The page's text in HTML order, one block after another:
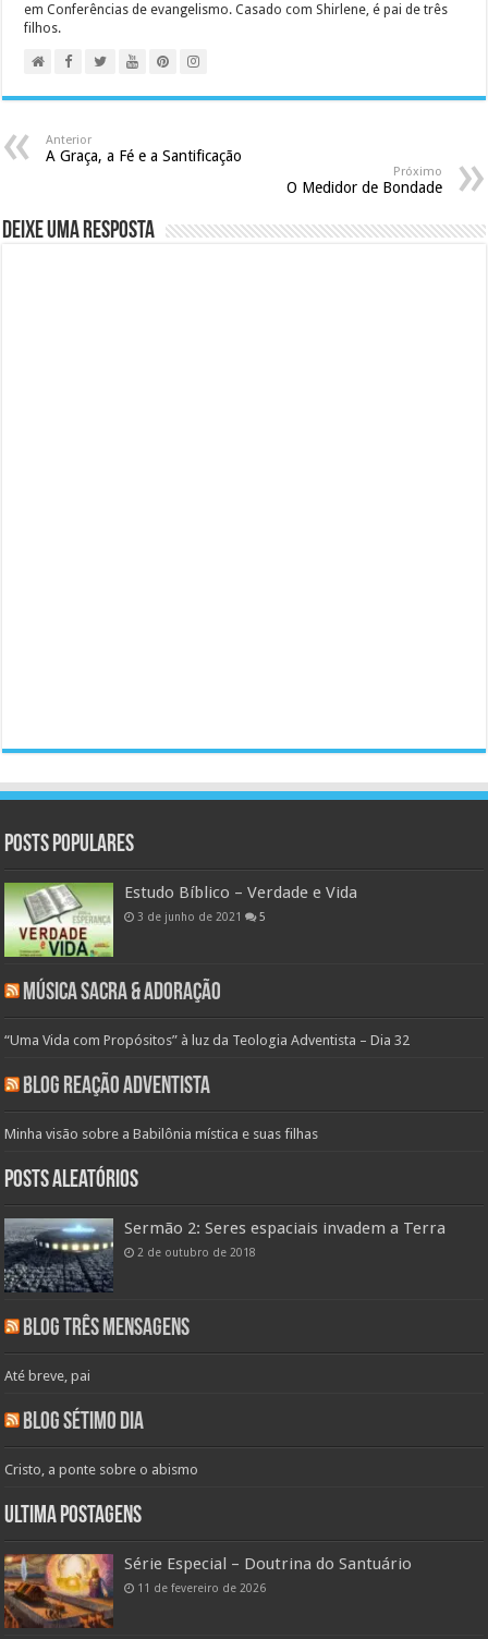
em Conferências de evangelismo. Casado com Shirlene, é pai de três
filhos.
Anterior
A Graça, a Fé e a Santificação
Próximo
O Medidor de Bondade
Deixe uma resposta
Posts populares
Estudo Bíblico – Verdade e Vida
3 de junho de 2021 5
Música Sacra & Adoração
“Uma Vida com Propósitos” à luz da Teologia Adventista – Dia 32
Blog Reação Adventista
Minha visão sobre a Babilônia mística e suas filhas
Posts aleatórios
Sermão 2: Seres espaciais invadem a Terra
2 de outubro de 2018
Blog Três Mensagens
Até breve, pai
Blog Sétimo Dia
Cristo, a ponte sobre o abismo
Ultima Postagens
Série Especial – Doutrina do Santuário
11 de fevereiro de 2026